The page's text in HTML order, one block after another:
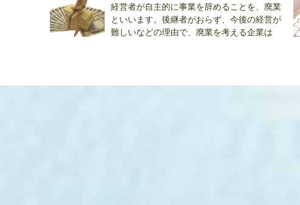
経営者が自主的に事業を辞めることを、廃業
といいます。後継者がおらず、今後の経営が
難しいなどの理由で、廃業を考える企業は